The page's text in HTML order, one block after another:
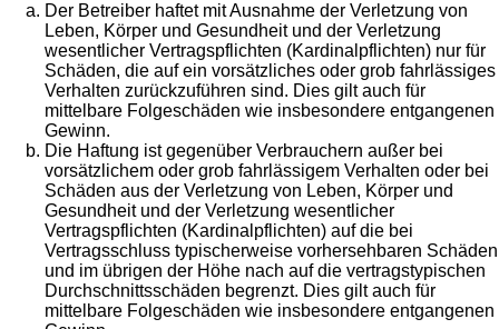
Der Betreiber haftet mit Ausnahme der Verletzung von
Leben, Körper und Gesundheit und der Verletzung
wesentlicher Vertragspflichten (Kardinalpflichten) nur für
Schäden, die auf ein vorsätzliches oder grob fahrlässiges
Verhalten zurückzuführen sind. Dies gilt auch für
mittelbare Folgeschäden wie insbesondere entgangenen
Gewinn.
Die Haftung ist gegenüber Verbrauchern außer bei
vorsätzlichem oder grob fahrlässigem Verhalten oder bei
Schäden aus der Verletzung von Leben, Körper und
Gesundheit und der Verletzung wesentlicher
Vertragspflichten (Kardinalpflichten) auf die bei
Vertragsschluss typischerweise vorhersehbaren Schäden
und im übrigen der Höhe nach auf die vertragstypischen
Durchschnittsschäden begrenzt. Dies gilt auch für
mittelbare Folgeschäden wie insbesondere entgangenen